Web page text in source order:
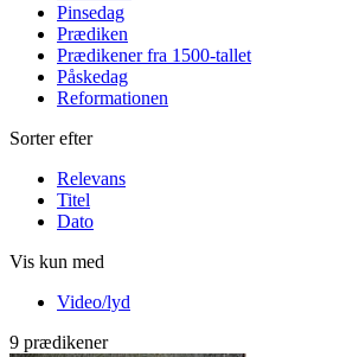
Pinsedag
Prædiken
Prædikener fra 1500-tallet
Påskedag
Reformationen
Sorter efter
Relevans
Titel
Dato
Vis kun med
Video/lyd
9 prædikener